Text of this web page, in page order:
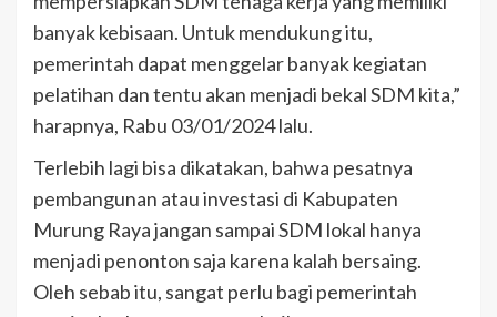
banyak kebisaan. Untuk mendukung itu,
pemerintah dapat menggelar banyak kegiatan
pelatihan dan tentu akan menjadi bekal SDM kita,”
harapnya, Rabu 03/01/2024 lalu.
Terlebih lagi bisa dikatakan, bahwa pesatnya
pembangunan atau investasi di Kabupaten
Murung Raya jangan sampai SDM lokal hanya
menjadi penonton saja karena kalah bersaing.
Oleh sebab itu, sangat perlu bagi pemerintah